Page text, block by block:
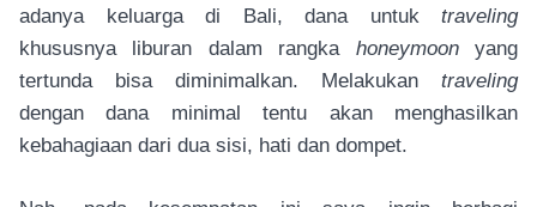
adanya keluarga di Bali, dana untuk traveling
khususnya liburan dalam rangka honeymoonyang
tertunda bisa diminimalkan. Melakukan traveling
dengan dana minimal tentu akan menghasilkan
kebahagiaan dari dua sisi, hati dan dompet.